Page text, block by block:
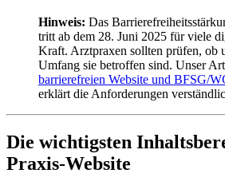
Hinweis: Das
tritt ab dem 28. Juni 2025 für viele
Kraft. Arztpraxen sollten prüfen, ob
Umfang sie betroffen sind. Unser
barrierefreien Website und BFSG/
erklärt die Anforderungen
Die wichtigsten
Praxis-Website